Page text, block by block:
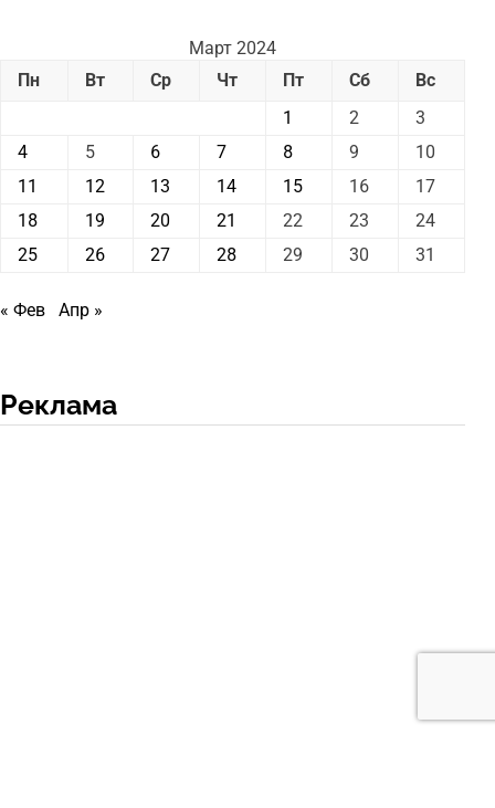
Март 2024
Пн
Вт Ср Чт Пт Сб
Вс
1
2
3
4
5 6 7 8 9
10
11
12 13 14 15 16
17
18
19 20 21 22 23
24
25
26 27 28 29 30 31
« Фев Апр »
Реклама